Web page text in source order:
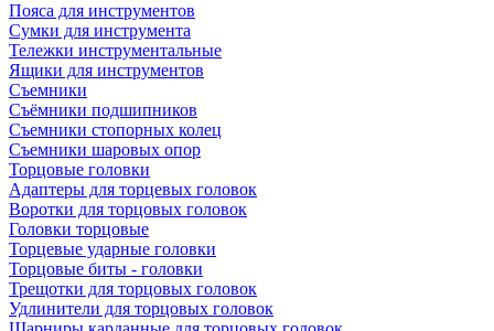
Пояса для инструментов
Сумки для инструмента
Тележки инструментальные
Ящики для инструментов
Съемники
Съёмники подшипников
Съемники стопорных колец
Съемники шаровых опор
Торцовые головки
Адаптеры для торцевых головок
Воротки для торцовых головок
Головки торцовые
Торцевые ударные головки
Торцовые биты - головки
Трещотки для торцовых головок
Удлинители для торцовых головок